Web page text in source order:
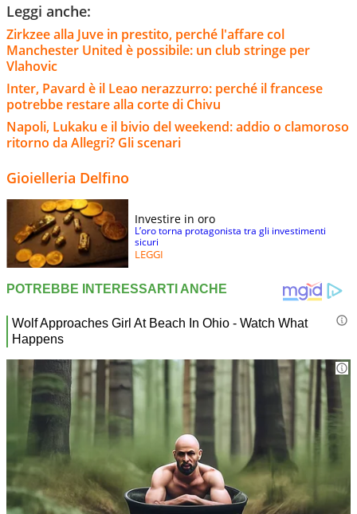
Leggi anche:
Zirkzee alla Juve in prestito, perché l'affare col
Manchester United è possibile: un club stringe per
Vlahovic
Inter, Pavard è il Leao nerazzurro: perché il francese
potrebbe restare alla corte di Chivu
Napoli, Lukaku e il bivio del weekend: addio o clamoroso
ritorno da Allegri? Gli scenari
Gioielleria Delfino
Investire in oro
L’oro torna protagonista tra gli investimenti
sicuri
LEGGI